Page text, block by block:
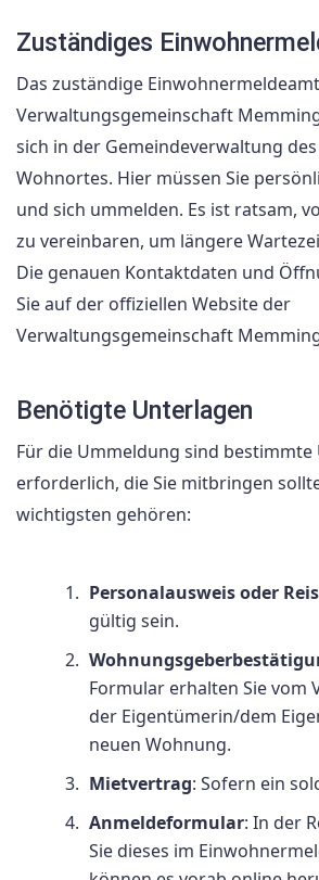
Zuständiges
Das zuständige
Verwaltungsgemeinschaft
sich in der Gemeindeverwaltung
Wohnortes. Hier müssen Sie
und sich ummelden. Es ist ratsam,
zu vereinbaren, um längere
Die genauen Kontaktdaten und
Sie auf der offiziellen Website der
Verwaltungsgemeinschaft
Benötigte Unterlagen
Für die Ummeldung sind bestimmte
erforderlich, die Sie mitbringen
wichtigsten gehören:
Personalausweis oder
gültig sein.
Formular erhalten Sie vom
der Eigentümerin/dem
neuen Wohnung.
Mietvertrag: Sofern ein
Anmeldeformular: In der
Sie dieses im